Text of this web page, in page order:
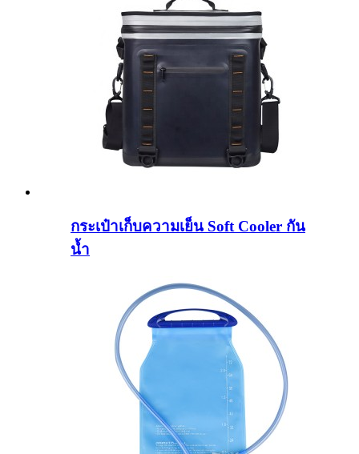
กระเป๋าเก็บความเย็น Soft Cooler กัน
น้ำ